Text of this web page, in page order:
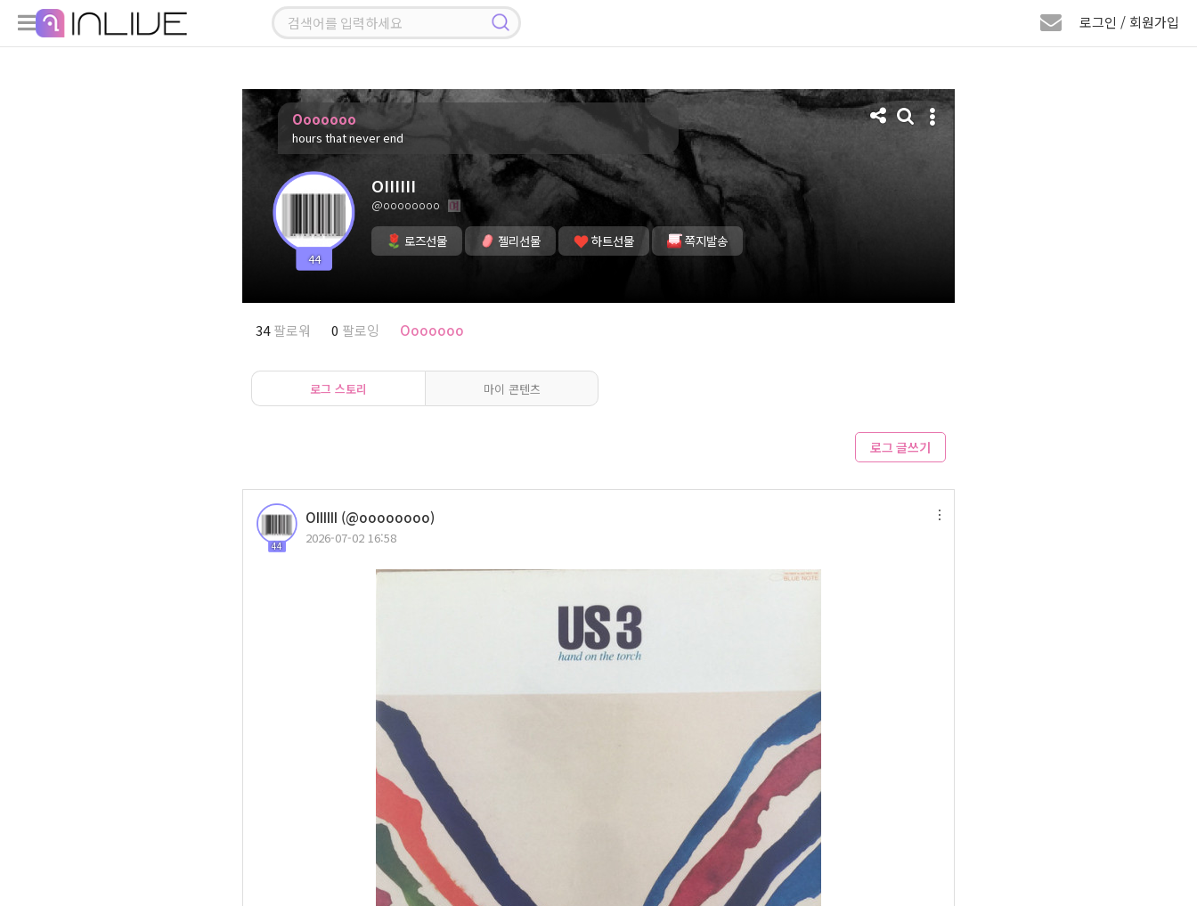
로그인 / 회원가입
Ooooooo
hours that never end
44
OIIIIII
@oooooooo
로즈선물 젤리선물 하트선물 쪽지발송
34팔로워 0 팔로잉 Ooooooo
로그 스토리 마이 콘텐츠
로그 글쓰기
44
OIIIIII (@oooooooo)
2026-07-02 16:58